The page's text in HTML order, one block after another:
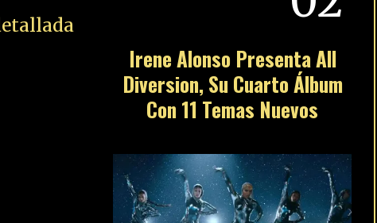
Irene Alonso Presenta All
Diversion, Su Cuarto Álbum
Con 11 Temas Nuevos